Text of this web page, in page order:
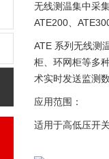
无线测温集中采
ATE200、
ATE 系列无线测
柜、环网柜等多
术实时发送监测
应用范围：
适用于高低压开